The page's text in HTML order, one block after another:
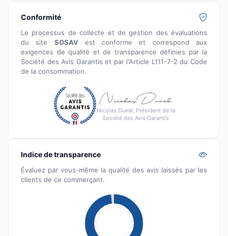
Conformité
Le processus de collecte et de gestion des évaluations
du site SOSAV est conforme et correspond aux
exigences de qualité et de transparence définies par la
Société des Avis Garantis et par l'Article L111-7-2 du Code
de la consommation.
Nicolas Duval, Président de la
Société des Avis Garantis
Indice de transparence
Évaluez par vous-même la qualité des avis laissés par les
clients de ce commerçant.